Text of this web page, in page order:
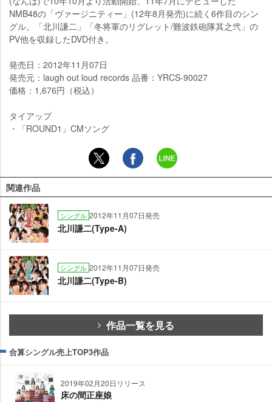
NMB48の「ヴァージニティー」(12年8月発売)に続く6作目のシン
グル。「北川謙二」「冬将軍のリグレット/難波鉄砲隊其之弐」の
PV他を収録したDVD付き。
発売日：2012年11月07日
発売元：laugh out loud records 品番：YRCS-90027
価格：1,676円（税込）
タイアップ
・「ROUND1」CMソング
関連作品
シングル 2012年11月07日発売
北川謙二(Type-A)
シングル 2012年11月07日発売
北川謙二(Type-B)
作品一覧を見る
合算シングル売上TOP3作品
2019年02月20日リリース
床の間正座娘